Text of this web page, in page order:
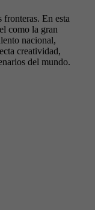
En esta
como la gran
nacional,
creatividad,
del mundo.